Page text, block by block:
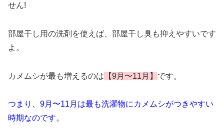
せん!
部屋干し用の洗剤を使えば、部屋干し臭も抑えやすいです
よ。
カメムシが最も増えるのは 【9月〜11月】 です。
つまり、9月〜11月は最も洗濯物にカメムシがつきやすい
時期なのです。